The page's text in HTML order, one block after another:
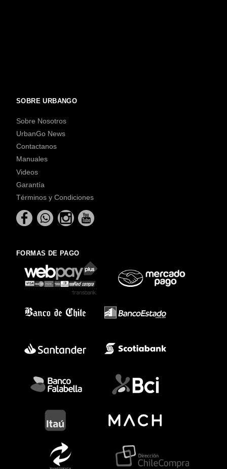
SOBRE URBANGO
Sobre Nosotros
UrbanGo News
Contactanos
Manuales
Videos
Garantía
Términos y Condiciones
FORMAS DE PAGO